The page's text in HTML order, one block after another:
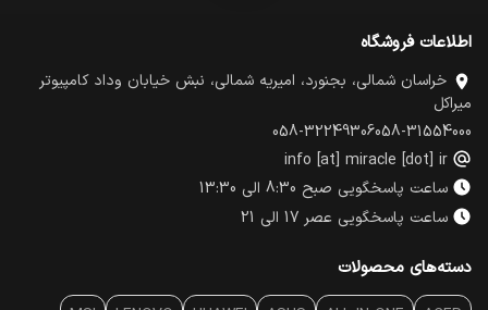
اطلاعات فروشگاه
خراسان شمالی، بجنورد، امیریه شمالی، نبش خیابان وداد کامپیوتر
میراکل
058-31554000
058-32249306
info [at] miracle [dot] ir
ساعت پاسخگویی صبح 8:30 الی 13:30
ساعت پاسخگویی عصر 17 الی 21
دسته‌های محصولات